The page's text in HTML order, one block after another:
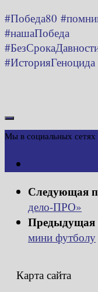
#Победа80
#нашаПобеда
#ИсторияГеноцида
Мы в социальных сетях
Следующая
дело-ПРО»
Предыдущая
мини футболу
Карта сайта